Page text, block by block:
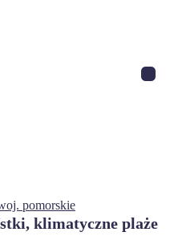
pomorskie
klimatyczne plaże